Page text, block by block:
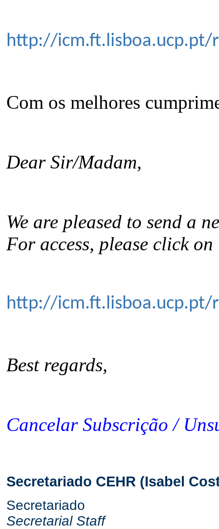
http://icm.ft.lisboa.ucp.pt/
Com os melhores
Dear Sir/Madam,
We are pleased to send a
For access, please click
http://icm.ft.lisboa.ucp.pt/
Best regards,
Cancelar Subscrição /
Secretariado CEHR (Isabel
Secretariado
Secretarial Staff